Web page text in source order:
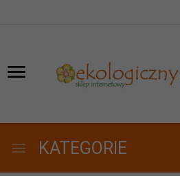
KATEGORIE